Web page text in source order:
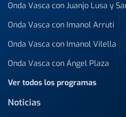
Onda Vasca con Juanjo Lusa y
Onda Vasca con Imanol Arruti
Onda Vasca con Imanol Vilella
Onda Vasca con Ángel Plaza
Ver todos los programas
Noticias